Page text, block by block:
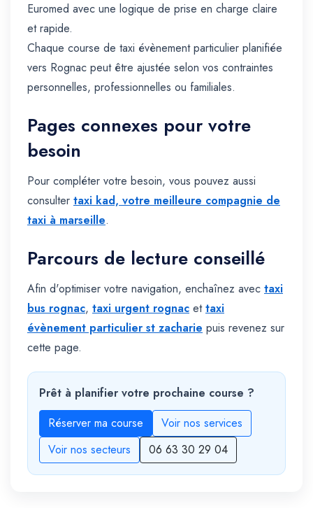
Euromed avec une logique de prise en charge claire
et rapide.
Chaque course de taxi évènement particulier planifiée
vers Rognac peut être ajustée selon vos contraintes
personnelles, professionnelles ou familiales.
Pages connexes pour votre
besoin
Pour compléter votre besoin, vous pouvez aussi
consulter taxi kad, votre meilleure compagnie de
taxi à marseille.
Parcours de lecture conseillé
Afin d'optimiser votre navigation, enchaînez avec taxi
bus rognac, taxi urgent rognac ettaxi
évènement particulier st zacharie puis revenez sur
cette page.
Prêt à planifier votre prochaine course ?
Réserver ma course
Voir nos services
Voir nos secteurs
06 63 30 29 04